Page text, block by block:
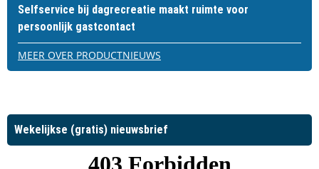
Selfservice bij dagrecreatie maakt ruimte voor
persoonlijk gastcontact
MEER OVER PRODUCTNIEUWS
Wekelijkse (gratis) nieuwsbrief